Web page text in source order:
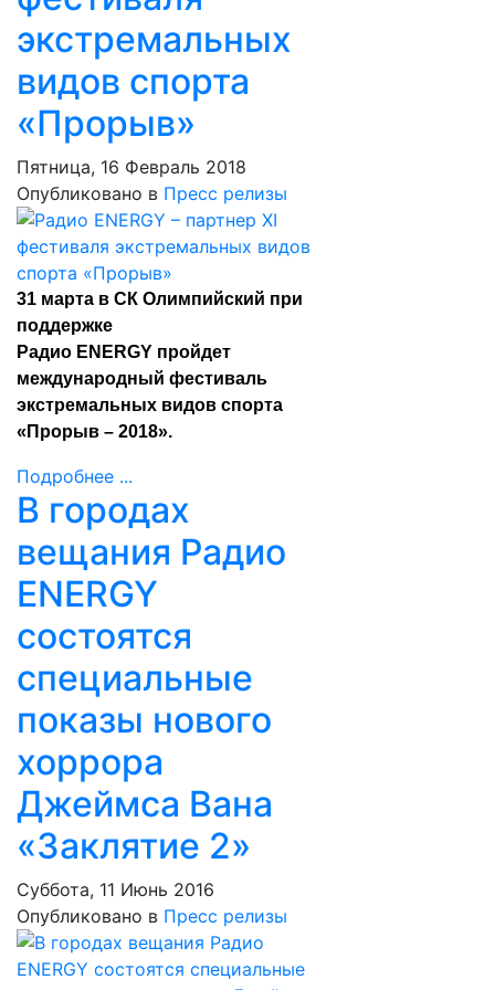
экстремальных
видов спорта
«Прорыв»
Пятница, 16 Февраль 2018
Опубликовано в Пресс релизы
31 марта в СК Олимпийский при
поддержке
Радио ENERGY пройдет
международный фестиваль
экстремальных видов спорта
«Прорыв – 2018».
Подробнее ...
В городах
вещания Радио
ENERGY
состоятся
специальные
показы нового
хоррора
Джеймса Вана
«Заклятие 2»
Суббота, 11 Июнь 2016
Опубликовано в Пресс релизы